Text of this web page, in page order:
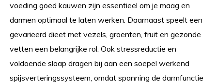
voeding goed kauwen zijn essentieel om je maag en
darmen optimaal te laten werken. Daarnaast speelt een
gevarieerd dieet met vezels, groenten, fruit en gezonde
vetten een belangrijke rol. Ook stressreductie en
voldoende slaap dragen bij aan een soepel werkend
spijsverteringssysteem, omdat spanning de darmfunctie